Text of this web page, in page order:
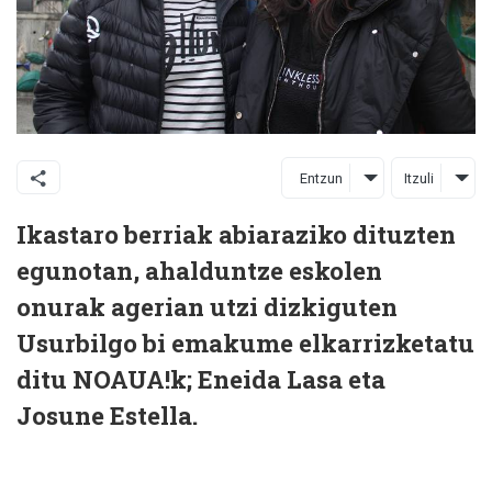
Entzun Itzuli
Ikastaro berriak abiaraziko dituzten
egunotan, ahalduntze eskolen
onurak agerian utzi dizkiguten
Usurbilgo bi emakume elkarrizketatu
ditu NOAUA!k; Eneida Lasa eta
Josune Estella.